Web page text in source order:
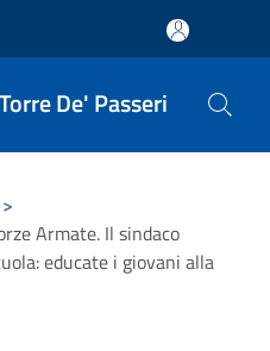
De' Passeri
>
Armate. Il sindaco
educate i giovani alla